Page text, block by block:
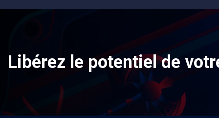
Libérez le potentiel de